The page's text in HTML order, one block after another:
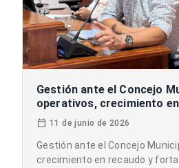
Gestión ante el Concejo
operativos, crecimiento
fortalecimiento de la
11 de junio de 2026
Gestión ante el Concejo
crecimiento en recaudo y